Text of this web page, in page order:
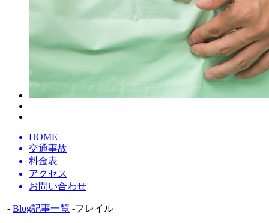
HOME
交通事故
料金表
アクセス
お問い合わせ
- Blog記事一覧 -フレイル